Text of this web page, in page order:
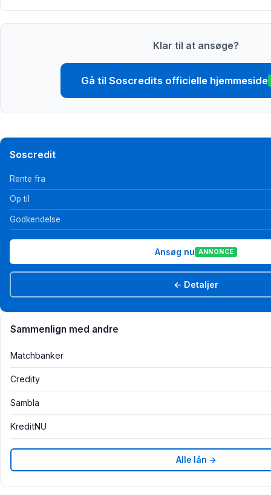
Klar til at ansøge?
Gå til Soscredits officielle hjemmeside
Soscredit
Rente fra
Op til
Godkendelse
Ansøg nu ANNONCE
← Detaljer
Sammenlign med andre
Matchbanker
Credity
Sambla
KreditNU
Alle lån →